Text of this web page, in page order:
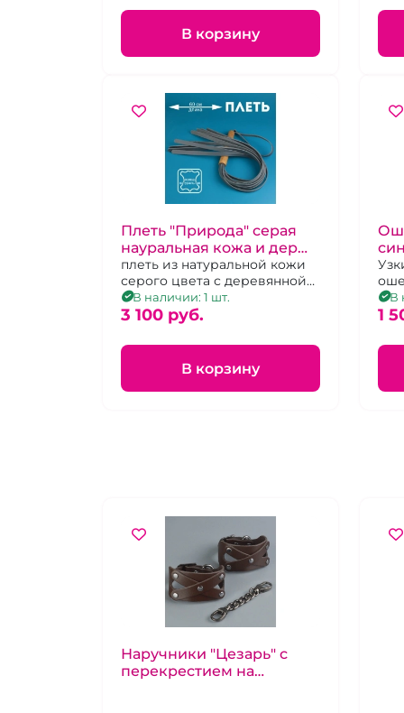
В корзину
Плеть "Природа" серая
науральная кожа и дер
рукоять 60 см
плеть из натуральной кожи
серого цвета с деревянной
рукояткой
В наличии: 1 шт.
3 100 pуб.
В корзину
В
1
Наручники "Цезарь" с
перекрестием на